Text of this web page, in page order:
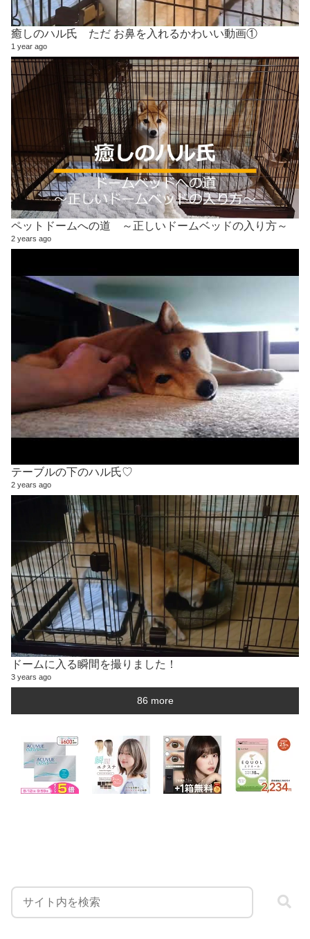
癒しのハル氏 ただ お鼻を入れるかわいい動画①
1 year ago
ペットドームへの道 ～正しいドームベッドの入り方～
2 years ago
テーブルの下のハル氏♡
2 years ago
ドームに入る瞬間を撮りました！
3 years ago
86 more